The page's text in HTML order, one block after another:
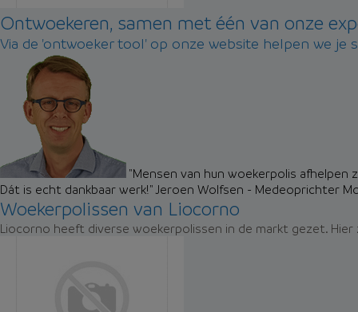
Ontwoekeren, samen met één van onze
Via de 'ontwoeker tool' op onze website helpen we je
"Mensen van hun woekerpolis
Dát is echt dankbaar werk!"Jeroen Wolfsen - Medeoprichter
Woekerpolissen van Liocorno
Liocorno heeft diverse woekerpolissen in de markt gezet.